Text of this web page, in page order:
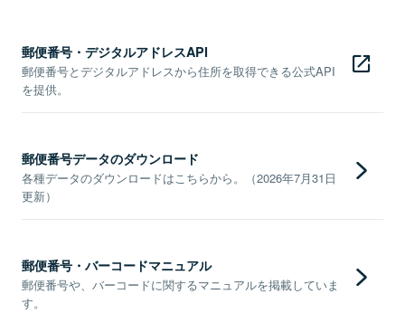
郵便番号・デジタルアドレスAPI
郵便番号とデジタルアドレスから住所を取得できる公式API
を提供。
郵便番号データのダウンロード
各種データのダウンロードはこちらから。（2026年7月31日
更新）
郵便番号・バーコードマニュアル
郵便番号や、バーコードに関するマニュアルを掲載していま
す。